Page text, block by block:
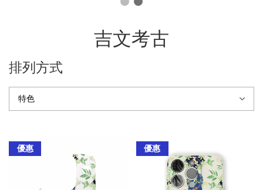
吉文考古
排列方式
優惠 優惠